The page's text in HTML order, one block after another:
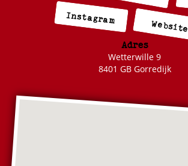
Instagram Website
Adres
Wetterwille 9
8401 GB Gorredijk